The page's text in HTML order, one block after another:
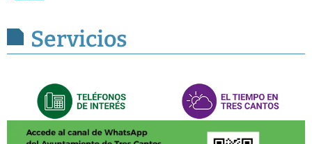
Servicios